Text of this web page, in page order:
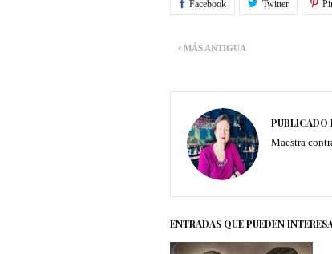
MÁS ANTIGUA
PUBLICADO
Maestra
ENTRADAS QUE PUEDEN